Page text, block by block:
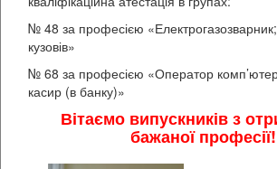
№ 48 за професією
кузовів»
№ 68 за професією «Оператор
касир (в банку)»
Вітаємо випускників з
бажаної професії!